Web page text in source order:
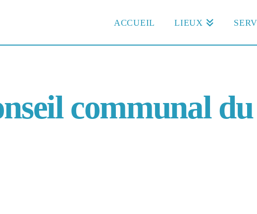
ACCUEIL LIEUX
communal